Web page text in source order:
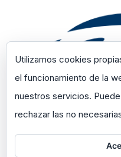
Utilizamos cookies
el funcionamiento de la
nuestros servicios.
rechazar las no